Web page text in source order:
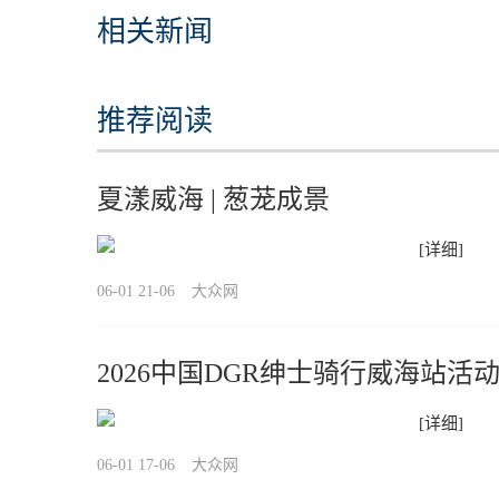
相关新闻
推荐阅读
夏漾威海 | 葱茏成景
[详细]
06-01 21-06 大众网
2026中国DGR绅士骑行威海站活
[详细]
06-01 17-06 大众网